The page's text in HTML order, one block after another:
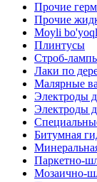
Прочие
Прочие
Moyli
Плинтусы
Строб-
Лаки по
Малярные
Электроды
Электроды
Битумная
Паркетно-
Мозаично-